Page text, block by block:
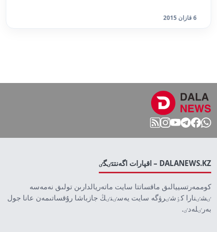
6 قازان 2015
DALANEWS.KZ – اقپارات اگەنتتٸگٸ
كوممەرتسييالىق ماقساتتا سايت ماتەريالدارىن تولىق نەمەسە
ٸشٸنارا كٶشٸرۋگە سايت يەسٸنٸڭ جازباشا رۇقساتىمەن عانا جول
بەرٸلەدٸ.